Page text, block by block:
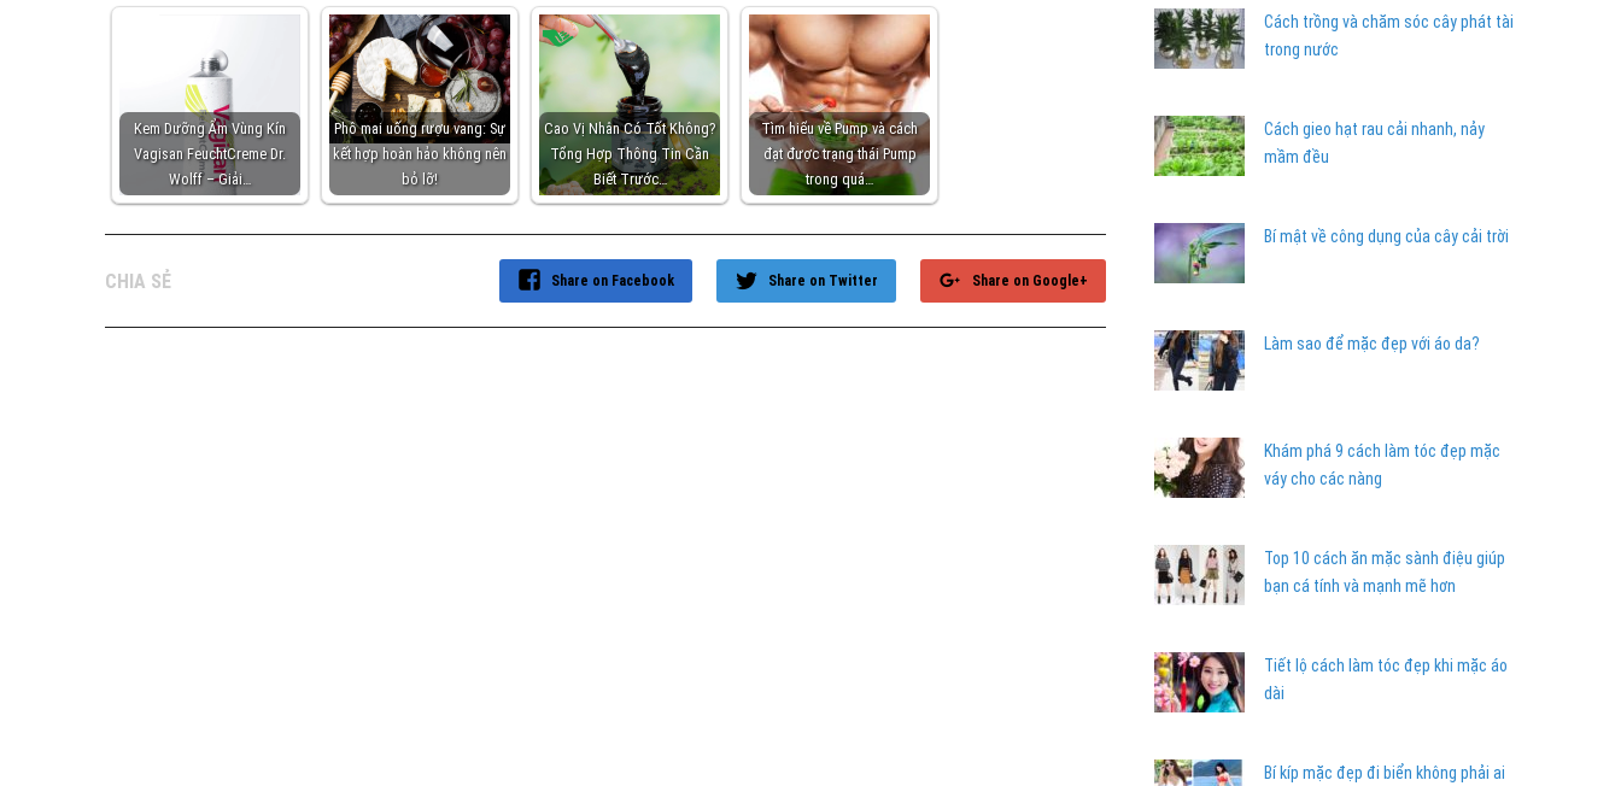
Kem Dưỡng Ẩm Vùng Kín
Vagisan FeuchtCreme Dr.
Wolff – Giải…
Phô mai uống rượu vang: Sự
kết hợp hoàn hảo không nên
bỏ lỡ!
Cao Vị Nhân Có Tốt Không?
Tổng Hợp Thông Tin Cần
Biết Trước…
Tìm hiểu về Pump và cách
đạt được trạng thái Pump
trong quá…
CHIA SẺ Share on Google+
Share on Twitter
Share on Facebook
Cách trồng và chăm sóc cây phát tài
trong nước
Cách gieo hạt rau cải nhanh, nảy
mầm đều
Bí mật về công dụng của cây cải trời
Làm sao để mặc đẹp với áo da?
Khám phá 9 cách làm tóc đẹp mặc
váy cho các nàng
Top 10 cách ăn mặc sành điệu giúp
bạn cá tính và mạnh mẽ hơn
Tiết lộ cách làm tóc đẹp khi mặc áo
dài
Bí kíp mặc đẹp đi biển không phải ai